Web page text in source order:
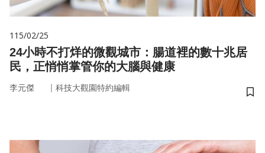
115/02/25
24小時不打烊的微觀城市：腸道裡的數十兆居
民，正悄悄掌管你的大腦與健康
李元傑 ｜ 科技大觀園特約編輯
儲